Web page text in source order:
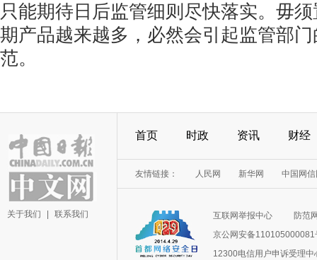
只能期待日后监管细则尽快落实。毋
期产品越来越多，必然会引起监管部
范。
关于我们 联系我们
首页 时政 资讯 财经
友情链接： 人民网 新华网 中国网
互联网举报中心
防范
京公网安备110105000081
12300电信用户申诉受理中